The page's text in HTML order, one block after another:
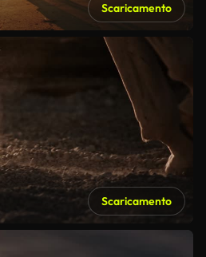
Scaricamento
Scaricamento